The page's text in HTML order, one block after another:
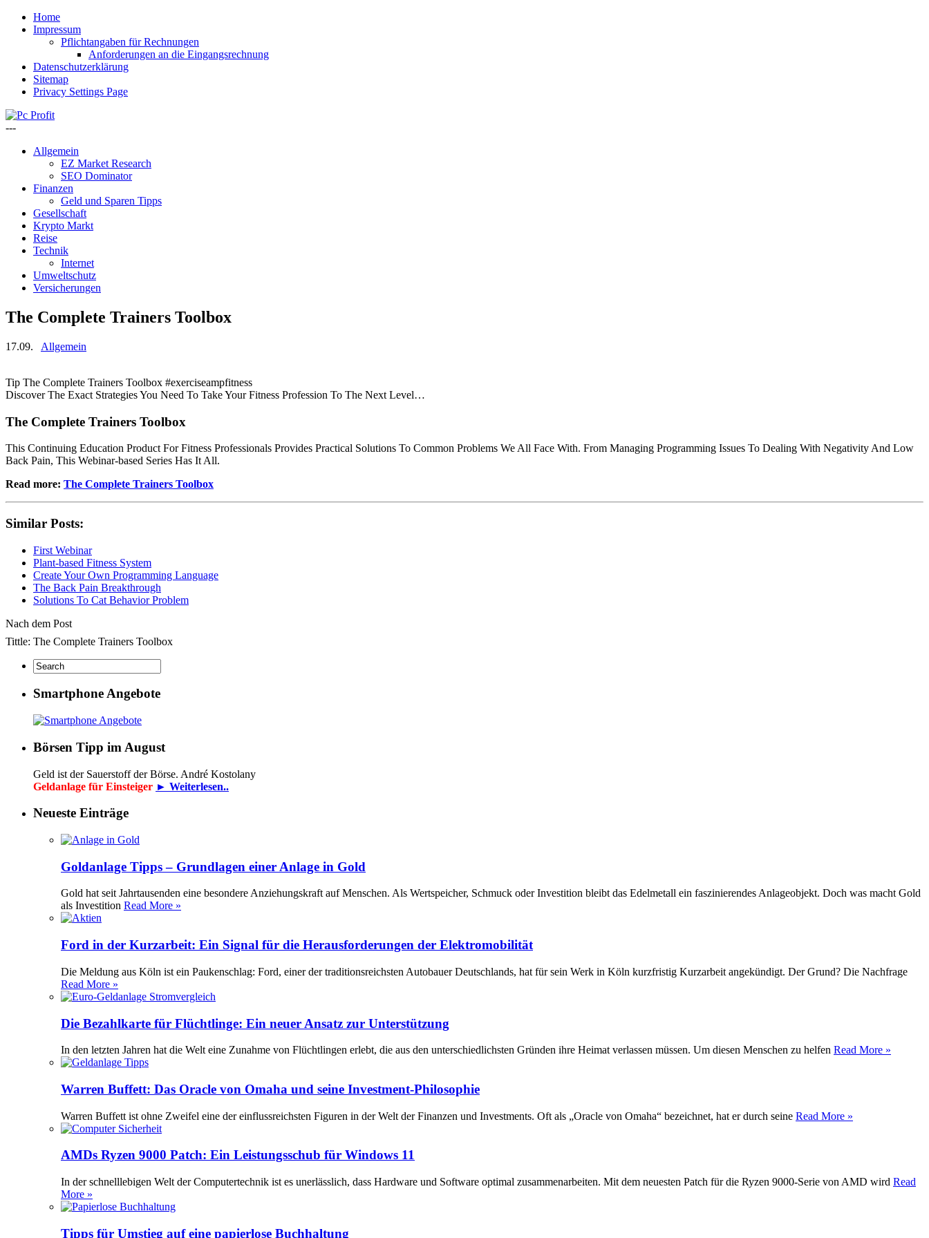
Home
Impressum
Pflichtangaben für Rechnungen
Anforderungen an die Eingangsrechnung
Datenschutzerklärung
Sitemap
Privacy Settings Page
---
Allgemein
EZ Market Research
SEO Dominator
Finanzen
Geld und Sparen Tipps
Gesellschaft
Krypto Markt
Reise
Technik
Internet
Umweltschutz
Versicherungen
The Complete Trainers Toolbox
17.09. Allgemein
Tip The Complete Trainers Toolbox #exerciseampfitness
Discover The Exact Strategies You Need To Take Your Fitness Profession To The Next Level…
The Complete Trainers Toolbox
This Continuing Education Product For Fitness Professionals Provides Practical Solutions To Common Problems We All Face With. From Managing Programming Issues To Dealing With Negativity And Low
Back Pain, This Webinar-based Series Has It All.
Read more: The Complete Trainers Toolbox
Similar Posts:
First Webinar
Plant-based Fitness System
Create Your Own Programming Language
The Back Pain Breakthrough
Solutions To Cat Behavior Problem
Nach dem Post
Tittle: The Complete Trainers Toolbox
Smartphone Angebote
Börsen Tipp im August
Geld ist der Sauerstoff der Börse. André Kostolany
Geldanlage für Einsteiger ► Weiterlesen..
Neueste Einträge
Goldanlage Tipps – Grundlagen einer Anlage in Gold
Gold hat seit Jahrtausenden eine besondere Anziehungskraft auf Menschen. Als Wertspeicher, Schmuck oder Investition bleibt das Edelmetall ein faszinierendes Anlageobjekt. Doch was macht Gold
als Investition Read More »
Ford in der Kurzarbeit: Ein Signal für die Herausforderungen der Elektromobilität
Die Meldung aus Köln ist ein Paukenschlag: Ford, einer der traditionsreichsten Autobauer Deutschlands, hat für sein Werk in Köln kurzfristig Kurzarbeit angekündigt. Der Grund? Die Nachfrage
Read More »
Die Bezahlkarte für Flüchtlinge: Ein neuer Ansatz zur Unterstützung
In den letzten Jahren hat die Welt eine Zunahme von Flüchtlingen erlebt, die aus den unterschiedlichsten Gründen ihre Heimat verlassen müssen. Um diesen Menschen zu helfen Read More »
Warren Buffett: Das Oracle von Omaha und seine Investment-Philosophie
Warren Buffett ist ohne Zweifel eine der einflussreichsten Figuren in der Welt der Finanzen und Investments. Oft als „Oracle von Omaha“ bezeichnet, hat er durch seine Read More »
AMDs Ryzen 9000 Patch: Ein Leistungsschub für Windows 11
In der schnelllebigen Welt der Computertechnik ist es unerlässlich, dass Hardware und Software optimal zusammenarbeiten. Mit dem neuesten Patch für die Ryzen 9000-Serie von AMD wird Read
More »
Tipps für Umstieg auf eine papierlose Buchhaltung